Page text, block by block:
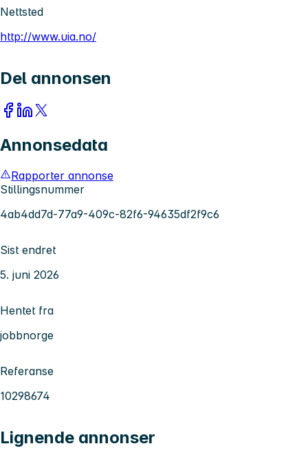
Nettsted
http://www.uia.no/
Del annonsen
Annonsedata
Rapporter annonse
Stillingsnummer
4ab4dd7d-77a9-409c-82f6-94635df2f9c6
Sist endret
5. juni 2026
Hentet fra
jobbnorge
Referanse
10298674
Lignende annonser